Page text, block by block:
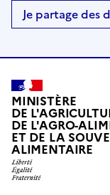
Je partage des
MINISTÈRE
DE
DE L'AGRO-
ET DE LA
ALIMENTAIRE